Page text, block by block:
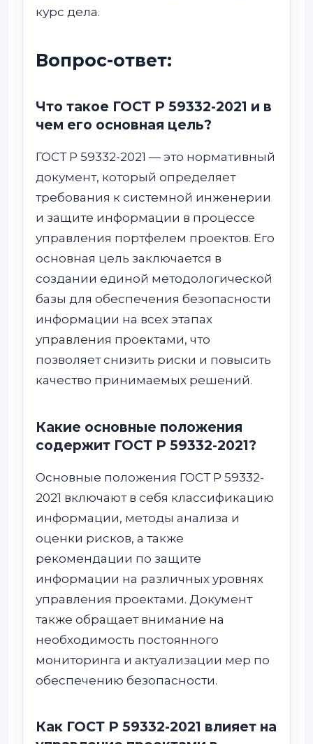
курс дела.
Вопрос-ответ:
Что такое ГОСТ Р 59332-2021 и в
чем его основная цель?
ГОСТ Р 59332-2021 — это нормативный
документ, который определяет
требования к системной инженерии
и защите информации в процессе
управления портфелем проектов. Его
основная цель заключается в
создании единой методологической
базы для обеспечения безопасности
информации на всех этапах
управления проектами, что
позволяет снизить риски и повысить
качество принимаемых решений.
Какие основные положения
содержит ГОСТ Р 59332-2021?
Основные положения ГОСТ Р 59332-
2021 включают в себя классификацию
информации, методы анализа и
оценки рисков, а также
рекомендации по защите
информации на различных уровнях
управления проектами. Документ
также обращает внимание на
необходимость постоянного
мониторинга и актуализации мер по
обеспечению безопасности.
Как ГОСТ Р 59332-2021 влияет на